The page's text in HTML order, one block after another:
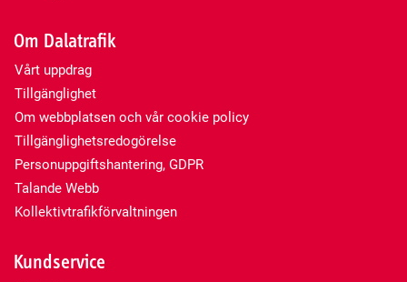
Om Dalatrafik
Vårt uppdrag
Tillgänglighet
Om webbplatsen och vår cookie policy
Tillgänglighetsredogörelse
Personuppgiftshantering, GDPR
Talande Webb
Kollektivtrafikförvaltningen
Kundservice